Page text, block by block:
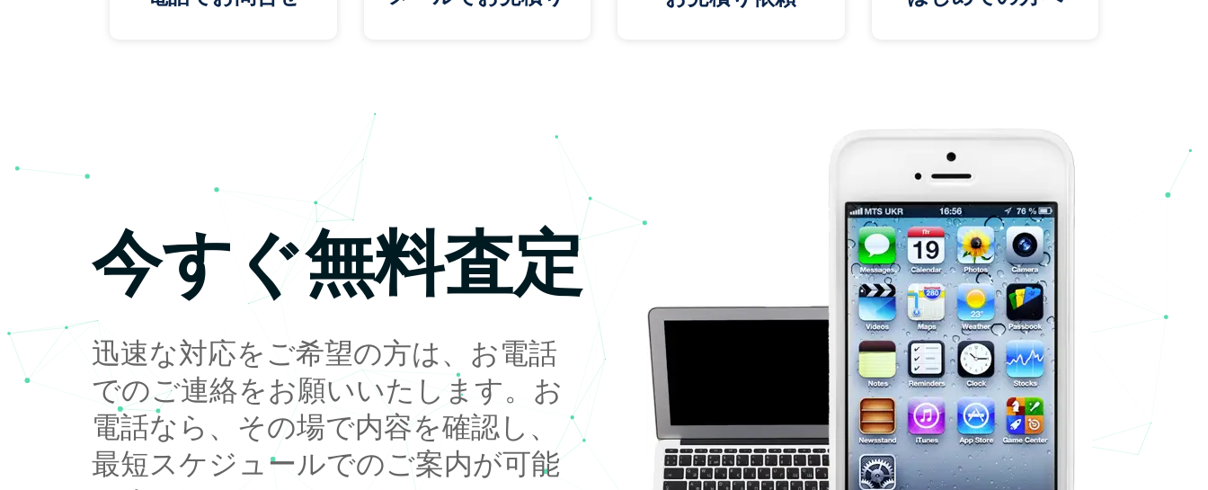
今すぐ無料査定
迅速な対応をご希望の方は、お電話
でのご連絡をお願いいたします。お
電話なら、その場で内容を確認し、
最短スケジュールでのご案内が可能